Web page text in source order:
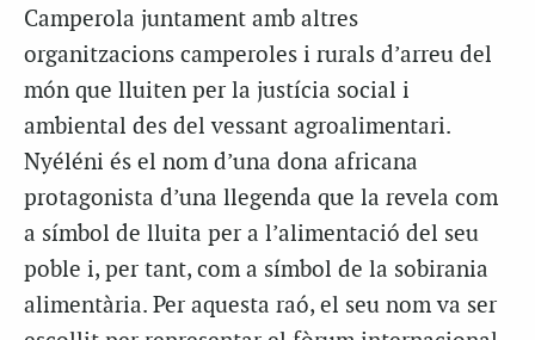
Camperola juntament amb altres
organitzacions camperoles i rurals d’arreu del
món que lluiten per la justícia social i
ambiental des del vessant agroalimentari.
Nyéléni és el nom d’una dona africana
protagonista d’una llegenda que la revela com
a símbol de lluita per a l’alimentació del seu
poble i, per tant, com a símbol de la sobirania
alimentària. Per aquesta raó, el seu nom va ser